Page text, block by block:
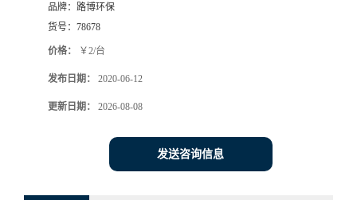
品牌： 路博环保
货号： 78678
价格： ￥2/台
发布日期： 2020-06-12
更新日期： 2026-08-08
发送咨询信息